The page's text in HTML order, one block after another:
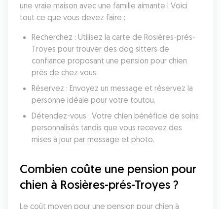
une vraie maison avec une famille aimante ! Voici
tout ce que vous devez faire :
Recherchez : Utilisez la carte de Rosières-prés-
Troyes pour trouver des dog sitters de
confiance proposant une pension pour chien
près de chez vous.
Réservez : Envoyez un message et réservez la
personne idéale pour votre toutou.
Détendez-vous : Votre chien bénéficie de soins
personnalisés tandis que vous recevez des
mises à jour par message et photo.
Combien coûte une pension pour
chien à Rosières-prés-Troyes ?
Le coût moyen pour une pension pour chien à